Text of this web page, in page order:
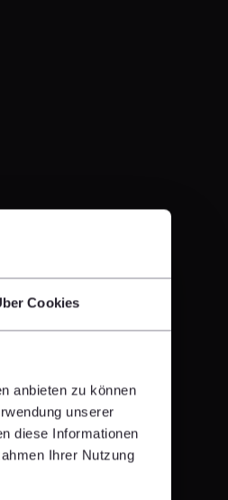
Cookies
anbieten zu können
unserer
diese Informationen
Ihrer Nutzung